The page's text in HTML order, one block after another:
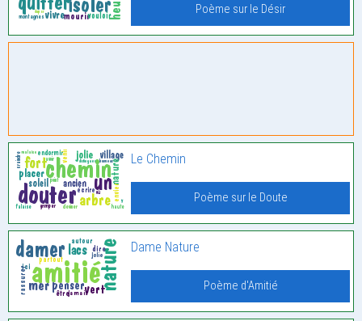
Poème sur le Désir
Le Chemin
Poème sur le Doute
Dame Nature
Poème d'Amitié